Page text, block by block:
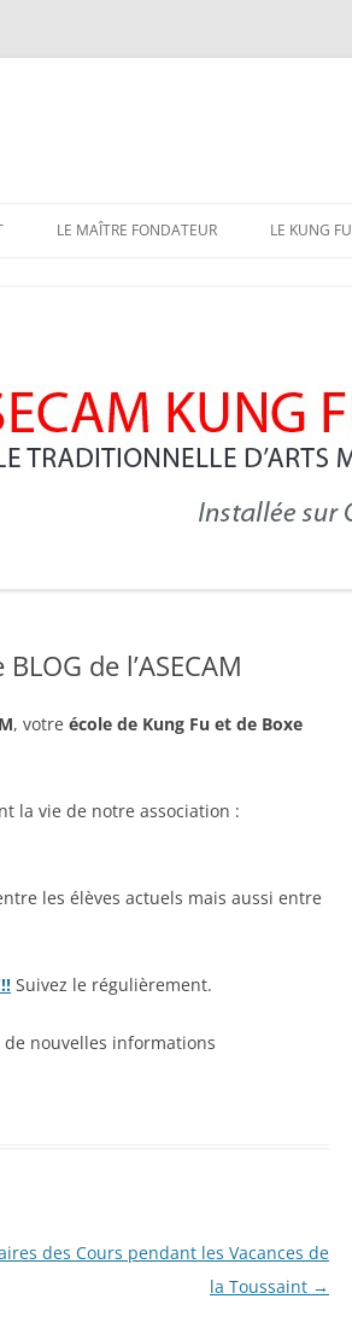
LE MAÎTRE FONDATEUR LE KUNG FU
de l’ASECAM
, votre école de Kung Fu et de Boxe
la vie de notre association :
les élèves actuels mais aussi entre
Suivez le régulièrement.
nouvelles informations
des Cours pendant les Vacances de
la Toussaint →